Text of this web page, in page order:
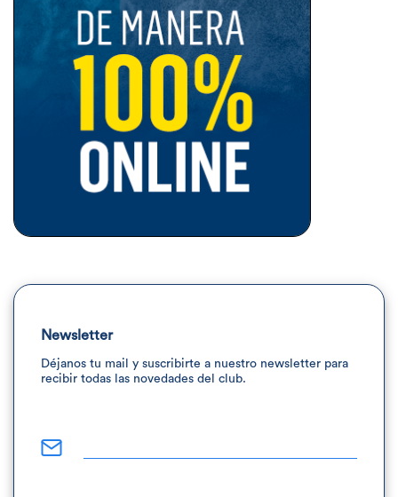
Newsletter
Déjanos tu mail y suscribirte a nuestro newsletter para
recibir todas las novedades del club.